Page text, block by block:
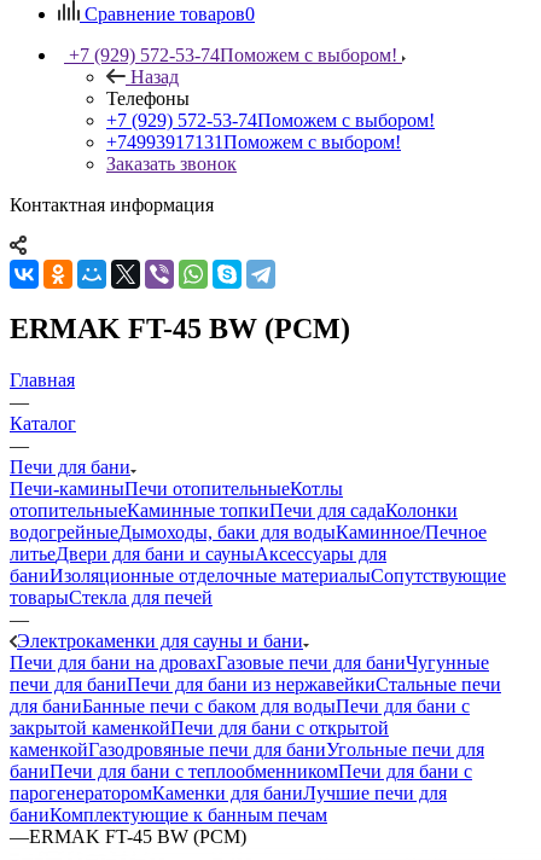
Сравнение товаров0
+7 (929) 572-53-74Поможем с выбором!
Назад
Телефоны
+7 (929) 572-53-74Поможем с выбором!
+74993917131Поможем с выбором!
Заказать звонок
Контактная информация
ERMAK FT-45 BW (PCM)
Главная
—
Каталог
—
Печи для бани
Печи-каминыПечи отопительныеКотлы
отопительныеКаминные топкиПечи для садаКолонки
водогрейныеДымоходы, баки для водыКаминное/Печное
литьеДвери для бани и сауныАксессуары для
баниИзоляционные отделочные материалыСопутствующие
товарыСтекла для печей
—
Электрокаменки для сауны и бани
Печи для бани на дровахГазовые печи для баниЧугунные
печи для баниПечи для бани из нержавейкиСтальные печи
для баниБанные печи с баком для водыПечи для бани с
закрытой каменкойПечи для бани с открытой
каменкойГазодровяные печи для баниУгольные печи для
баниПечи для бани с теплообменникомПечи для бани с
парогенераторомКаменки для баниЛучшие печи для
баниКомплектующие к банным печам
—ERMAK FT-45 BW (PCM)